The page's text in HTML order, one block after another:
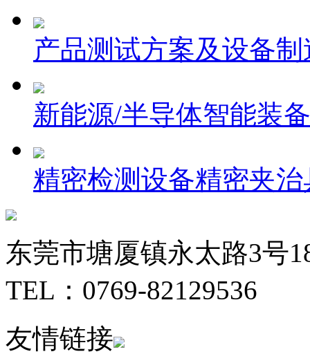
产品测试方案及设备制
新能源/半导体智能装备
精密检测设备精密夹治
东莞市塘厦镇永太路3号
TEL：0769-82129536
友情链接